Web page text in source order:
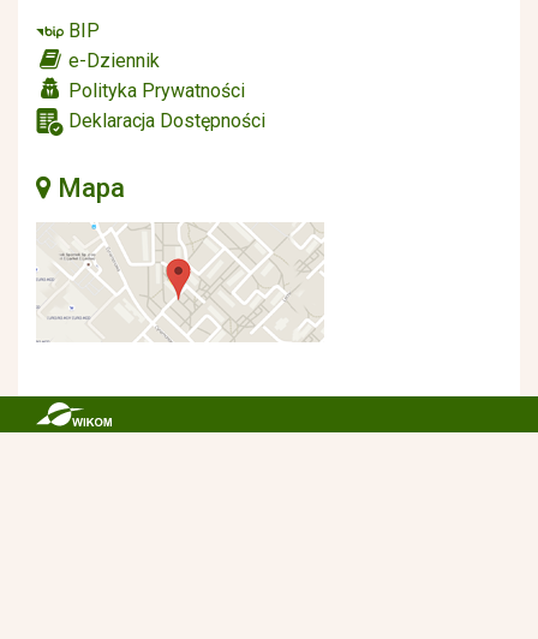
BIP
e-Dziennik
Polityka Prywatności
Deklaracja Dostępności
Mapa